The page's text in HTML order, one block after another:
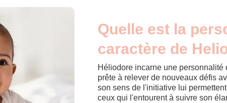
Quelle est la
caractère de
Héliodore incarne une
prête à relever de nouveaux défis
son sens de l'initiative lui
ceux qui l'entourent à suivre son